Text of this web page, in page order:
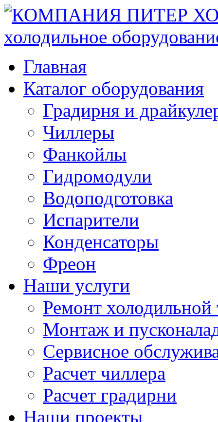
Главная
Каталог оборудования
Градирня и
Чиллеры
Фанкойлы
Гидромодули
Водоподготовка
Испарители
Конденсаторы
Фреон
Наши услуги
Ремонт холодильной
Монтаж и
Сервисное
Расчет чиллера
Расчет градирни
Наши проекты